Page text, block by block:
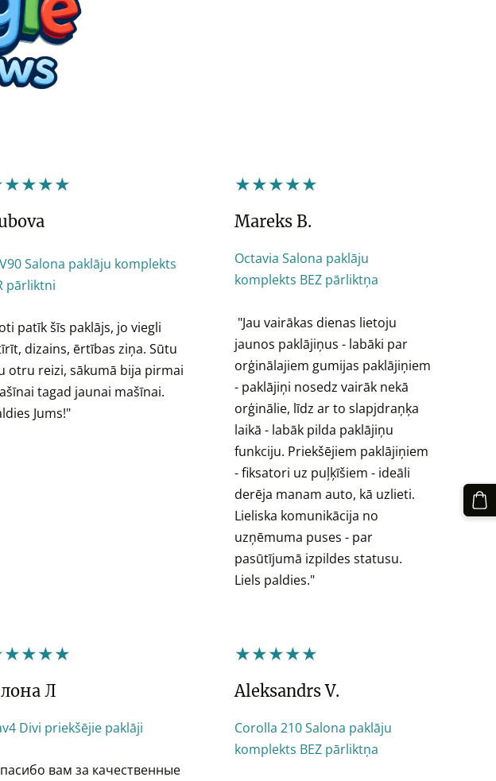
Salona paklāju komplekts
pārliktni
patīk šīs paklājs, jo viegli
dizains, ērtības ziņa. Sūtu
otru reizi, sākumā bija pirmai
tagad jaunai mašīnai.
Jums!"
★★★★★
Mareks B.
Octavia Salona paklāju
komplekts BEZ pārliktņa
"Jau vairākas dienas lietoju
jaunos paklājiņus - labāki par
orģinālajiem gumijas paklājiņiem
- paklājiņi nosedz vairāk nekā
orģinālie, līdz ar to slapjdraņķa
laikā - labāk pilda paklājiņu
funkciju. Priekšējiem paklājiņiem
- fiksatori uz puļķīšiem - ideāli
derēja manam auto, kā uzlieti.
Lieliska komunikācija no
uzņēmuma puses - par
pasūtījumā izpildes statusu.
Liels paldies."
Л
Divi priekšējie paklāji
вам за качественные
★★★★★
Aleksandrs V.
Corolla 210 Salona paklāju
komplekts BEZ pārliktņa